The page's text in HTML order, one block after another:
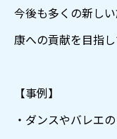
今後も多くの新し
康への貢献を目指し
【事例】
・ダンスやバレエ